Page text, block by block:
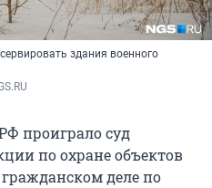
здания военного
проиграло суд
по охране объектов
деле по